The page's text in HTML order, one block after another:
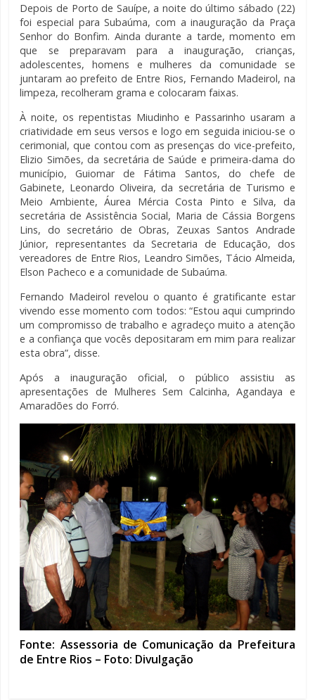
Depois de Porto de Sauípe, a noite do último sábado (22)
foi especial para Subaúma, com a inauguração da Praça
Senhor do Bonfim. Ainda durante a tarde, momento em
que se preparavam para a inauguração, crianças,
adolescentes, homens e mulheres da comunidade se
juntaram ao prefeito de Entre Rios, Fernando Madeirol, na
limpeza, recolheram grama e colocaram faixas.
À noite, os repentistas Miudinho e Passarinho usaram a
criatividade em seus versos e logo em seguida iniciou-se o
cerimonial, que contou com as presenças do vice-prefeito,
Elizio Simões, da secretária de Saúde e primeira-dama do
município, Guiomar de Fátima Santos, do chefe de
Gabinete, Leonardo Oliveira, da secretária de Turismo e
Meio Ambiente, Áurea Mércia Costa Pinto e Silva, da
secretária de Assistência Social, Maria de Cássia Borgens
Lins, do secretário de Obras, Zeuxas Santos Andrade
Júnior, representantes da Secretaria de Educação, dos
vereadores de Entre Rios, Leandro Simões, Tácio Almeida,
Elson Pacheco e a comunidade de Subaúma.
Fernando Madeirol revelou o quanto é gratificante estar
vivendo esse momento com todos: “Estou aqui cumprindo
um compromisso de trabalho e agradeço muito a atenção
e a confiança que vocês depositaram em mim para realizar
esta obra”, disse.
Após a inauguração oficial, o público assistiu as
apresentações de Mulheres Sem Calcinha, Agandaya e
Amaradões do Forró.
Fonte: Assessoria de Comunicação da Prefeitura
de Entre Rios – Foto: Divulgação